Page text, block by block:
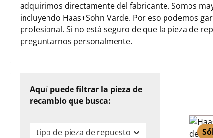
adquirimos directamente del fabricante. Somos
incluyendo Haas+Sohn Varde. Por eso podemos
profesional. Si no está seguro de que la pieza de
preguntarnos personalmente.
Aquí puede filtrar la pieza de
recambio que busca:
tipo de pieza de repuesto